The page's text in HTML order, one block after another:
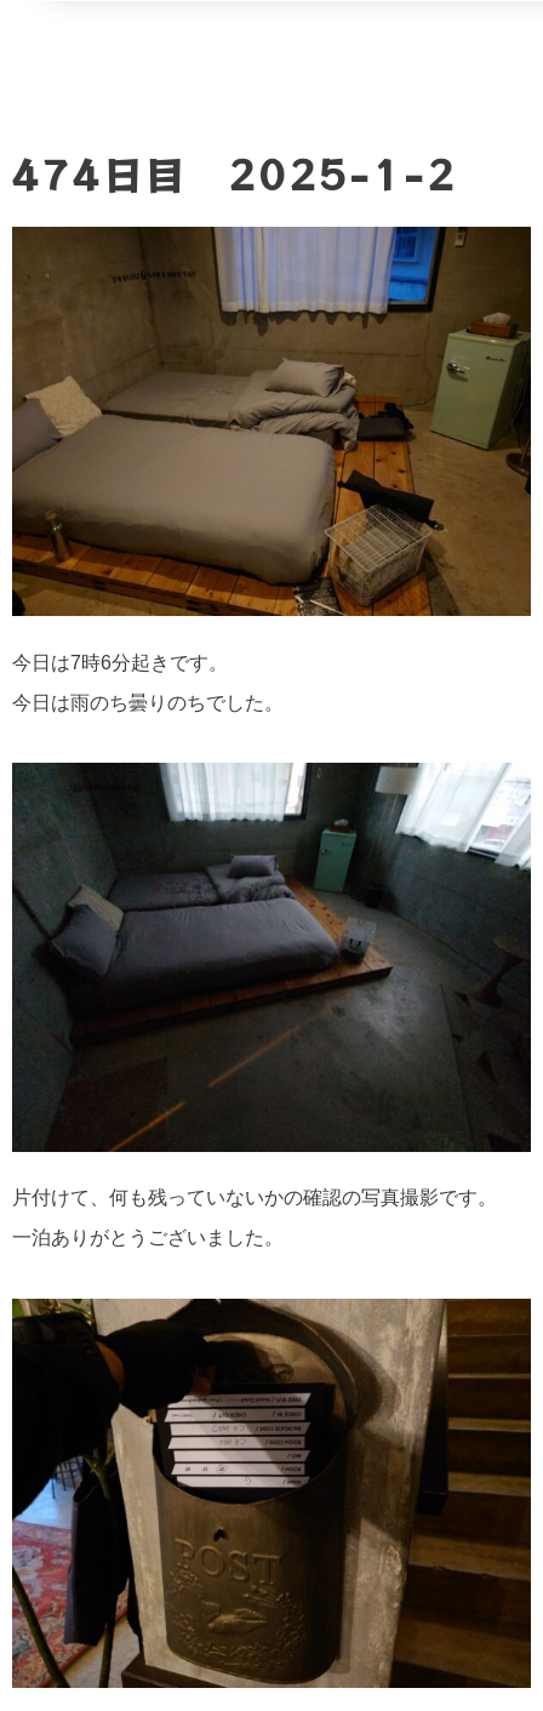
474日目 2025-1-2
今日は7時6分起きです。
今日は雨のち曇りのちでした。
片付けて、何も残っていないかの確認の写真撮影です。
一泊ありがとうございました。